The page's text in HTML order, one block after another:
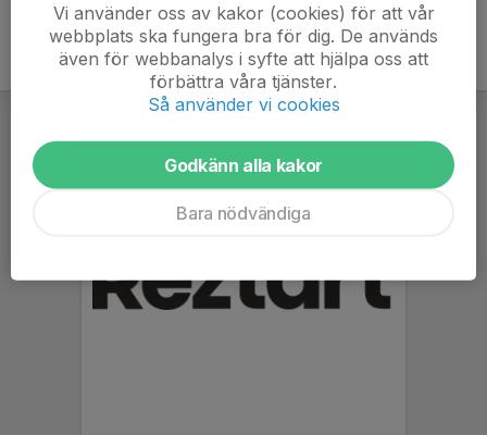
Vi använder oss av kakor (cookies) för att vår
webbplats ska fungera bra för dig. De används
även för webbanalys i syfte att hjälpa oss att
förbättra våra tjänster.
Så använder vi cookies
Godkänn alla kakor
Bara nödvändiga